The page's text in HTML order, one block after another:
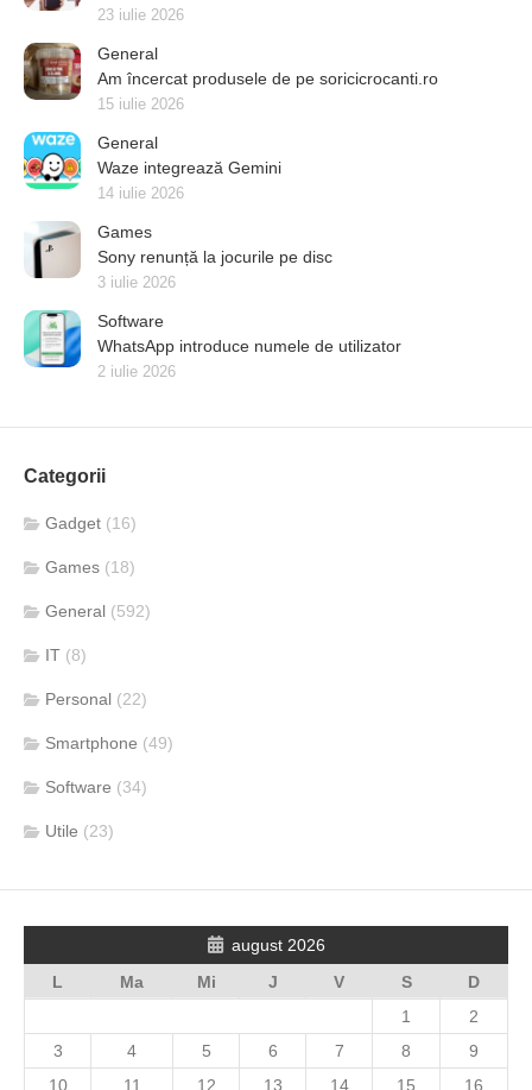
23 iulie 2026
General
Am încercat produsele de pe soricicrocanti.ro
15 iulie 2026
General
Waze integrează Gemini
14 iulie 2026
Games
Sony renunță la jocurile pe disc
3 iulie 2026
Software
WhatsApp introduce numele de utilizator
2 iulie 2026
Categorii
Gadget (16)
Games (18)
General (592)
IT (8)
Personal (22)
Smartphone (49)
Software (34)
Utile (23)
august 2026
L
Ma Mi J V S
D
1
2
3
4 5 6 7 8
9
10
11 12 13 14 15 16